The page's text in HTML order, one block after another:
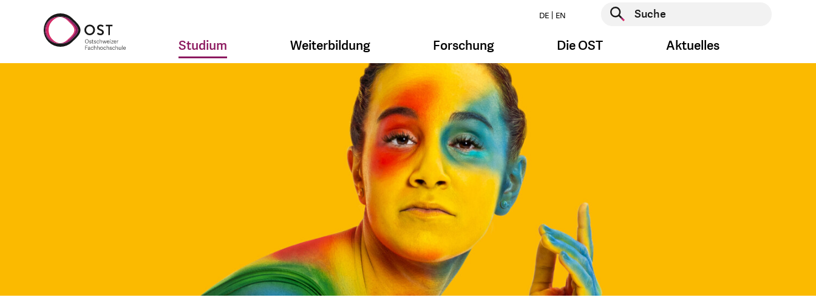
DE EN
Suche starten
Studium Weiterbildung Forschung Die OST Aktuelles